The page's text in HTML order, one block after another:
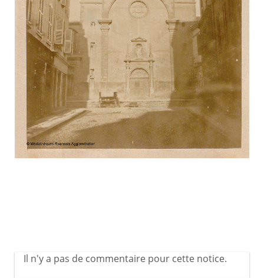
Il n'y a pas de commentaire pour cette notice.